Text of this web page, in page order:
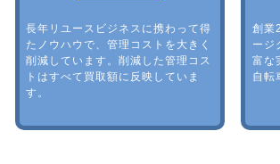
長年リユースビジネスに携わって得
たノウハウで、管理コストを大きく
削減しています。削減した管理コス
トはすべて買取額に反映していま
す。
創業
ージ
富な
自転